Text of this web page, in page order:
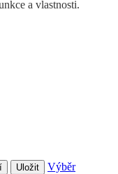
a vlastnosti.
Uložit
Výběr